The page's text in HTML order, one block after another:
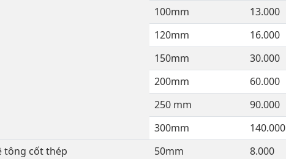
100mm
13.000
120mm
16.000
150mm
30.000
200mm
60.000
250 mm
90.000
300mm
140.000
tông cốt thép
50mm 8.000